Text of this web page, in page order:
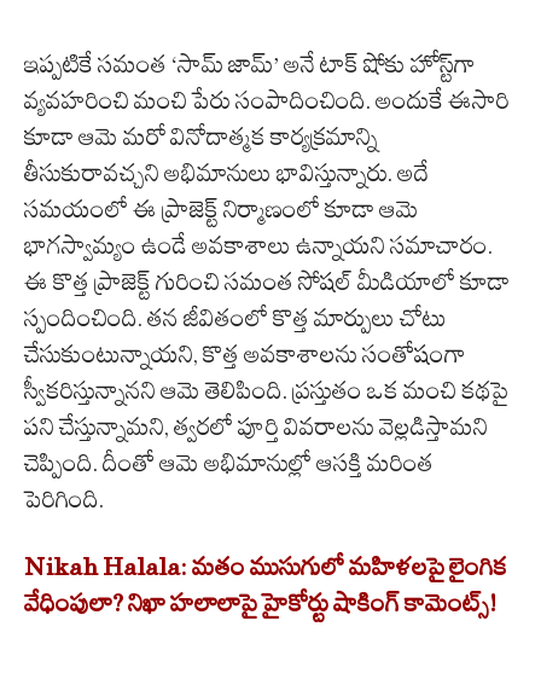
ఇప్పటికే సమంత ‘సామ్ జామ్’ అనే టాక్ షోకు హోస్ట్‌గా
వ్యవహరించి మంచి పేరు సంపాదించింది. అందుకే ఈసారి
కూడా ఆమె మరో వినోదాత్మక కార్యక్రమాన్ని
తీసుకురావచ్చని అభిమానులు భావిస్తున్నారు. అదే
సమయంలో ఈ ప్రాజెక్ట్ నిర్మాణంలో కూడా ఆమె
భాగస్వామ్యం ఉండే అవకాశాలు ఉన్నాయని సమాచారం.
ఈ కొత్త ప్రాజెక్ట్ గురించి సమంత సోషల్ మీడియాలో కూడా
స్పందించింది. తన జీవితంలో కొత్త మార్పులు చోటు
చేసుకుంటున్నాయని, కొత్త అవకాశాలను సంతోషంగా
స్వీకరిస్తున్నానని ఆమె తెలిపింది. ప్రస్తుతం ఒక మంచి కథపై
పని చేస్తున్నామని, త్వరలో పూర్తి వివరాలను వెల్లడిస్తామని
చెప్పింది. దీంతో ఆమె అభిమానుల్లో ఆసక్తి మరింత
పెరిగింది.
Nikah Halala: మతం ముసుగులో మహిళలపై లైంగిక
వేధింపులా? నిఖా హలాలాపై హైకోర్టు షాకింగ్ కామెంట్స్!